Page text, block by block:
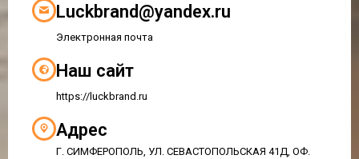
Luckbrand@yandex.ru
Электронная почта
Наш сайт
https://luckbrand.ru
Адрес
Г. СИМФЕРОПОЛЬ, УЛ. СЕВАСТОПОЛЬСКАЯ 41Д, ОФ.